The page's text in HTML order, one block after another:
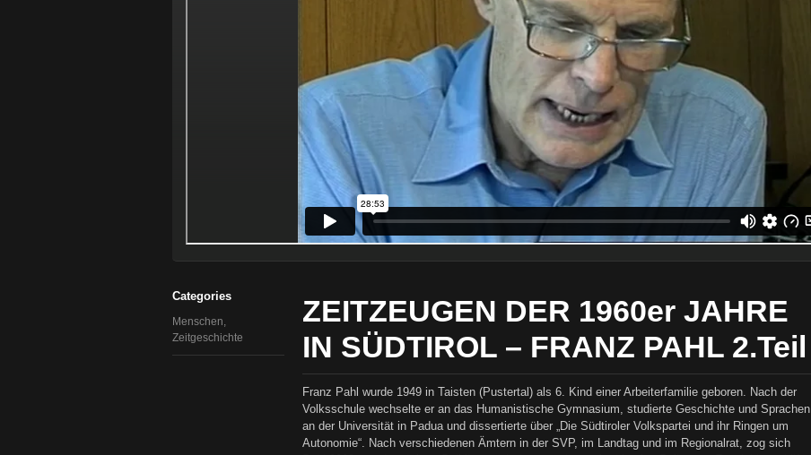
Categories
Menschen,
Zeitgeschichte
ZEITZEUGEN DER 1960er JAHRE
IN SÜDTIROL – FRANZ PAHL 2.Teil
Franz Pahl wurde 1949 in Taisten (Pustertal) als 6. Kind einer Arbeiterfamilie geboren. Nach der
Volksschule wechselte er an das Humanistische Gymnasium, studierte Geschichte und Sprachen
an der Universität in Padua und dissertierte über „Die Südtiroler Volkspartei und ihr Ringen um
Autonomie“. Nach verschiedenen Ämtern in der SVP, im Landtag und im Regionalrat, zog sich